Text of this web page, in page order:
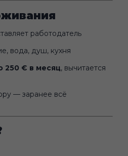
работодатель
вода, душ, кухня
250 € в месяц, вычитается
— заранее всё